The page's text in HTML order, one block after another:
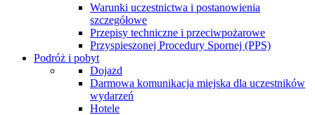
Warunki uczestnictwa i postanowienia
szczegółowe
Przepisy techniczne i przeciwpożarowe
Przyspieszonej Procedury Spornej (PPS)
Podróż i pobyt
Dojazd
Darmowa komunikacja miejska dla uczestników
wydarzeń
Hotele